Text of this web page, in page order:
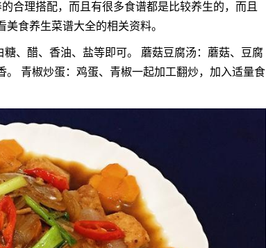
合理搭配，而且有很多食谱都是比较养生的，而且
食养生菜谱大全的相关资料。
、醋、香油、盐等即可。 蘑菇豆腐汤：蘑菇、豆腐
青椒炒蛋：鸡蛋、青椒一起加工翻炒，加入适量食